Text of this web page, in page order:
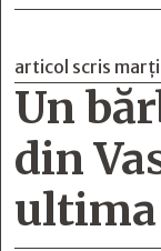
articol scris
Un
din
ultima